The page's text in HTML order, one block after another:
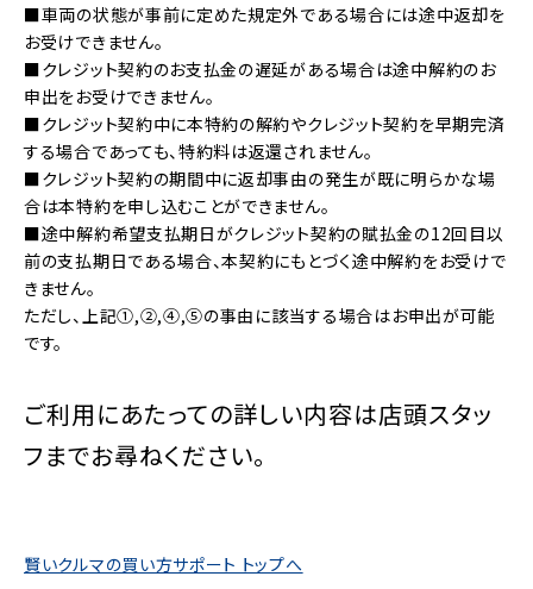
■車両の状態が事前に定めた規定外である場合には途中返却を
お受けできません。
■クレジット契約のお支払金の遅延がある場合は途中解約のお
申出をお受けできません。
■クレジット契約中に本特約の解約やクレジット契約を早期完済
する場合であっても、特約料は返還されません。
■クレジット契約の期間中に返却事由の発生が既に明らかな場
合は本特約を申し込むことができません。
■途中解約希望支払期日がクレジット契約の賦払金の12回目以
前の支払期日である場合、本契約にもとづく途中解約をお受けで
きません。
ただし、上記①,②,④,⑤の事由に該当する場合はお申出が可能
です。
ご利用にあたっての詳しい内容は店頭スタッ
フまでお尋ねください。
賢いクルマの買い方サポート トップへ